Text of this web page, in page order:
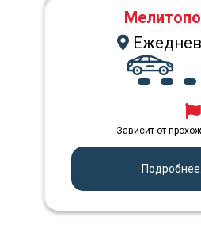
Зависит от
Подробнее...